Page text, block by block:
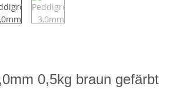
0,5kg braun gefärbt